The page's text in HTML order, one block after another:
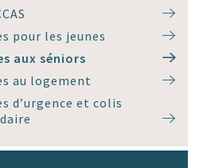
pour les jeunes
aux séniors
au logement
d’urgence et colis